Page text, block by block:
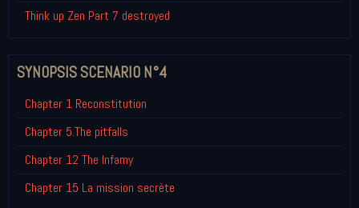
Think up Zen Part 7 destroyed
SYNOPSIS SCENARIO N°4
Chapter 1 Reconstitution
Chapter 5.The pitfalls
Chapter 12 The Infamy
Chapter 15 La mission secrète